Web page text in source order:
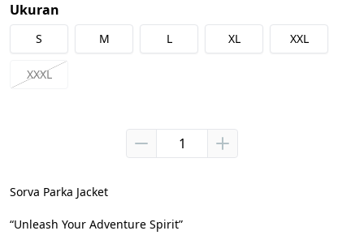
Ukuran
S M L XL XXL
XXXL
Sorva Parka Jacket
“Unleash Your Adventure Spirit”